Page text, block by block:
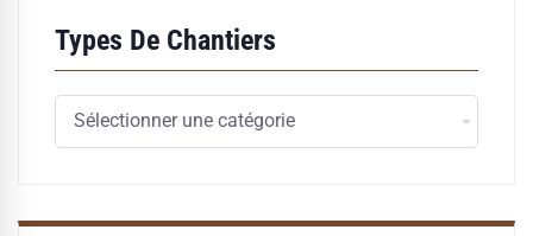
Types De Chantiers
Types